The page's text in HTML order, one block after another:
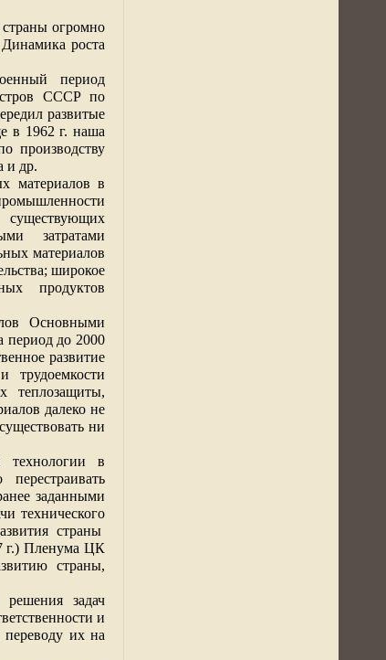
огромно
роста
период
СССР по
развитые
в 1962 г. наша
производству
и др.
материалов в
затратами
материалов
широкое
продуктов
Основными
период до 2000
развитие
трудоемкости
теплозащиты,
далеко не
ни
технологии в
заданными
технического
страны
г.) Пленума ЦК
страны,
задач
и
переводу их на